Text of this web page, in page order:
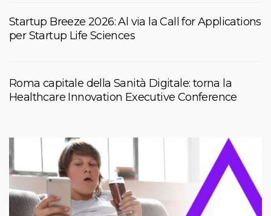
Startup Breeze 2026: Al via la Call for Applications
per Startup Life Sciences
Roma capitale della Sanità Digitale: torna la
Healthcare Innovation Executive Conference